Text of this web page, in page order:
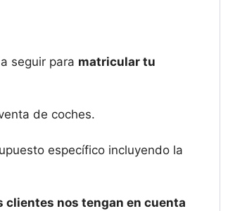
seguir para matricular tu
de coches.
específico incluyendo la
clientes nos tengan en cuenta